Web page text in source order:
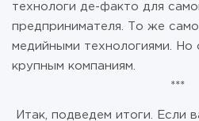
технологи де-факто для
предпринимателя. То же
медийными технологиями. Но
крупным компаниям.
***
Итак, подведем итоги. Если